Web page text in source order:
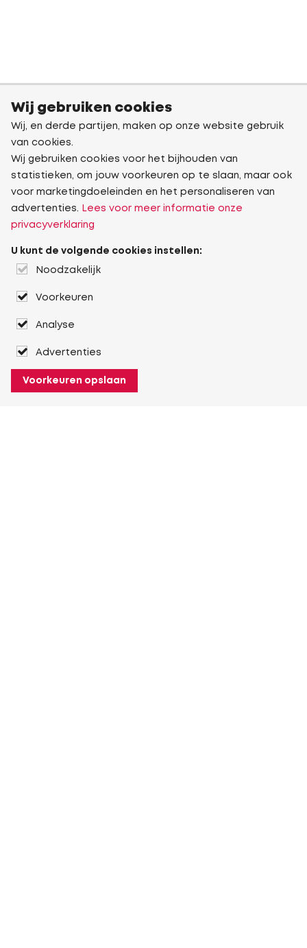
Wij gebruiken cookies
Wij, en derde partijen, maken op onze website gebruik
van cookies.
Wij gebruiken cookies voor het bijhouden van
statistieken, om jouw voorkeuren op te slaan, maar ook
voor marketingdoeleinden en het personaliseren van
advertenties.
Lees voor meer informatie onze
privacyverklaring
U kunt de volgende cookies instellen:
Noodzakelijk
Voorkeuren
Analyse
Advertenties
Voorkeuren opslaan